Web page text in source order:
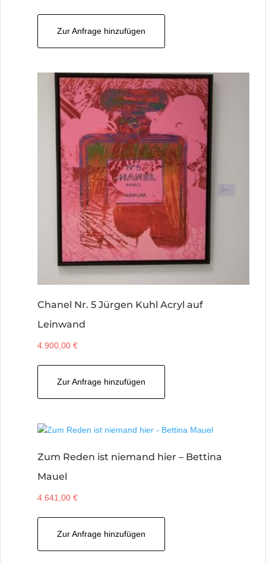
Zur Anfrage hinzufügen
Chanel Nr. 5 Jürgen Kuhl Acryl auf
Leinwand
4.900,00€
Zur Anfrage hinzufügen
Zum Reden ist niemand hier – Bettina
Mauel
4.641,00€
Zur Anfrage hinzufügen